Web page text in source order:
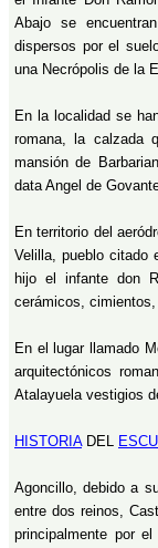
Abajo se
dispersos por el
una Necrópolis de la
En la localidad se
romana, la calzada
mansión de
data Angel de
En territorio del
Velilla, pueblo citado
hijo el infante don
cerámicos,
En el lugar llamado
arquitectónicos
Atalayuela vestigios
HISTORIADEL
Agoncillo, debido a
entre dos reinos,
principalmente por